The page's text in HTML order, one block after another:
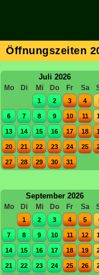
Öffnungszeiten
Juli 2026
Mo Di Mi Do Fr Sa
1 2 3 4
6 7 8 9 10 11
13 14 15 16 17 18
20 21 22 23 24 25
27 28 29 30 31
September 2026
Mo Di Mi Do Fr Sa
1 2 3 4 5
7 8 9 10 11 12
14 15 16 17 18 19
21 22 23 24 25 26